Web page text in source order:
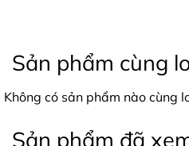
Sản phẩm cùng
Không có sản phẩm nào cùng
Sản phẩm đã